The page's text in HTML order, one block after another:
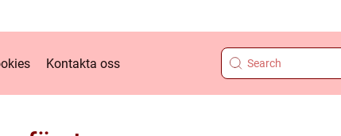
Kontakta oss